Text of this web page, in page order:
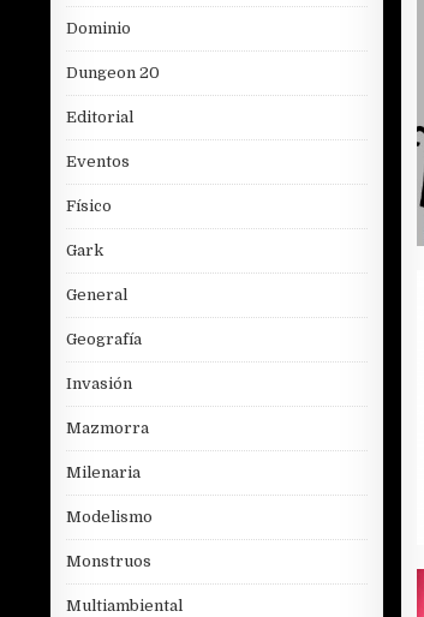
Dominio
Dungeon 20
Editorial
Eventos
Físico
Gark
General
Geografía
Invasión
Mazmorra
Milenaria
Modelismo
Monstruos
Multiambiental